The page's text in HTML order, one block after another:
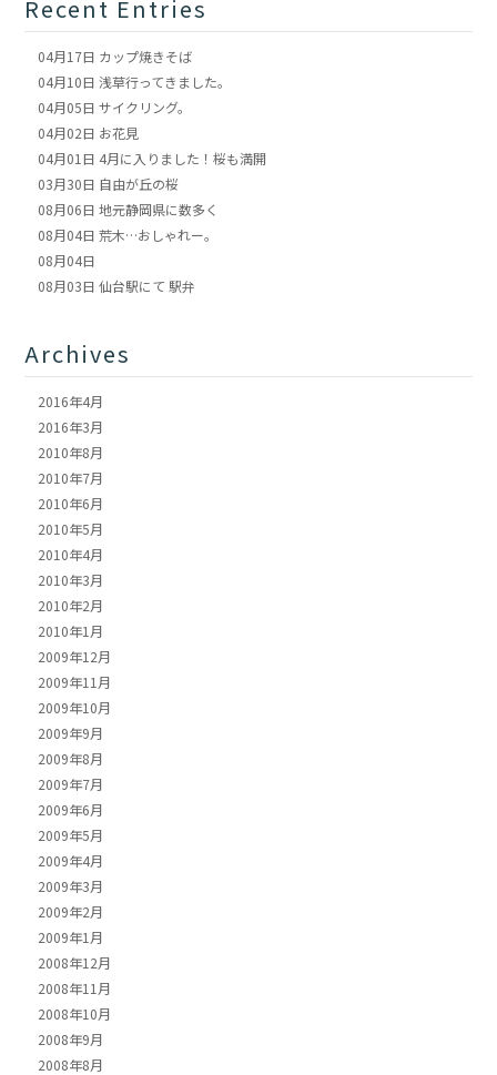
Recent Entries
04月17日 カップ焼きそば
04月10日 浅草行ってきました。
04月05日 サイクリング。
04月02日 お花見
04月01日 4月に入りました！桜も満開
03月30日 自由が丘の桜
08月06日 地元静岡県に数多く
08月04日 荒木…おしゃれー。
08月04日
08月03日 仙台駅にて 駅弁
Archives
2016年4月
2016年3月
2010年8月
2010年7月
2010年6月
2010年5月
2010年4月
2010年3月
2010年2月
2010年1月
2009年12月
2009年11月
2009年10月
2009年9月
2009年8月
2009年7月
2009年6月
2009年5月
2009年4月
2009年3月
2009年2月
2009年1月
2008年12月
2008年11月
2008年10月
2008年9月
2008年8月